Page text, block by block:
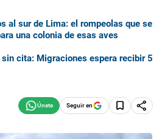
al sur de Lima: el rompeolas que se
una colonia de esas aves
cita: Migraciones espera recibir 5
Seguir en